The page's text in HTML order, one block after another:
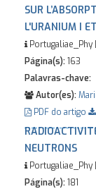
SUR
L'URANIUM I
Portugaliae_Phy |
Página(s):163
Palavras-chave:
Autor(es):
PDF do artigo
NEUTRONS
Portugaliae_Phy |
Página(s):181